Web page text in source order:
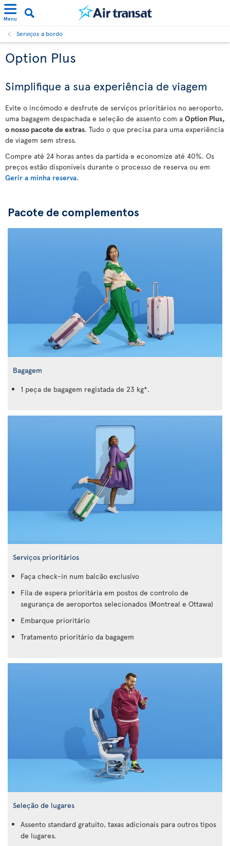
Menu
Serviços a bordo
Option Plus
Simplifique a sua experiência de viagem
Evite o incómodo e desfrute de serviços prioritários no aeroporto,
uma bagagem despachada e seleção de assento com a Option Plus,
o nosso pacote de extras. Tudo o que precisa para uma experiência
de viagem sem stress.
Compre até 24 horas antes da partida e economize até 40%. Os
preços estão disponíveis durante o processo de reserva ou em
Gerir a minha reserva.
Pacote de complementos
Bagagem
1 peça de bagagem registada de 23 kg*.
Serviços prioritários
Faça check-in num balcão exclusivo
Fila de espera prioritária em postos de controlo de
segurança de aeroportos selecionados (Montreal e Ottawa)
Embarque prioritário
Tratamento prioritário da bagagem
Seleção de lugares
Assento standard gratuito, taxas adicionais para outros tipos
de lugares.